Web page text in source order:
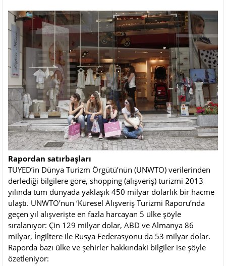
Rapordan satırbaşları
TUYED’in Dünya Turizm Örgütü’nün (UNWTO) verilerinden
derlediği bilgilere göre, shopping (alışveriş) turizmi 2013
yılında tüm dünyada yaklaşık 450 milyar dolarlık bir hacme
ulaştı. UNWTO’nun ‘Küresel Alışveriş Turizmi Raporu’nda
geçen yıl alışverişte en fazla harcayan 5 ülke şöyle
sıralanıyor: Çin 129 milyar dolar, ABD ve Almanya 86
milyar, İngiltere ile Rusya Federasyonu da 53 milyar dolar.
Raporda bazı ülke ve şehirler hakkındaki bilgiler ise şöyle
özetleniyor: